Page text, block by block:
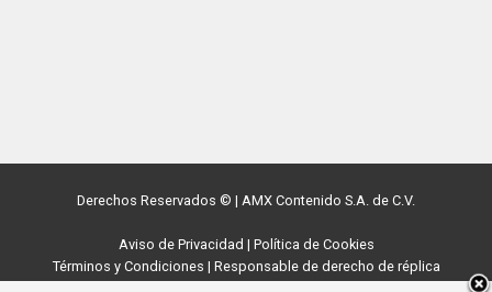
Derechos Reservados © | AMX Contenido S.A. de C.V.
Aviso de Privacidad | Política de Cookies
Términos y Condiciones | Responsable de derecho de réplica